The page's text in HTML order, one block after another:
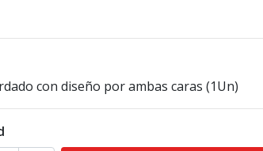
con diseño por ambas caras (1Un)